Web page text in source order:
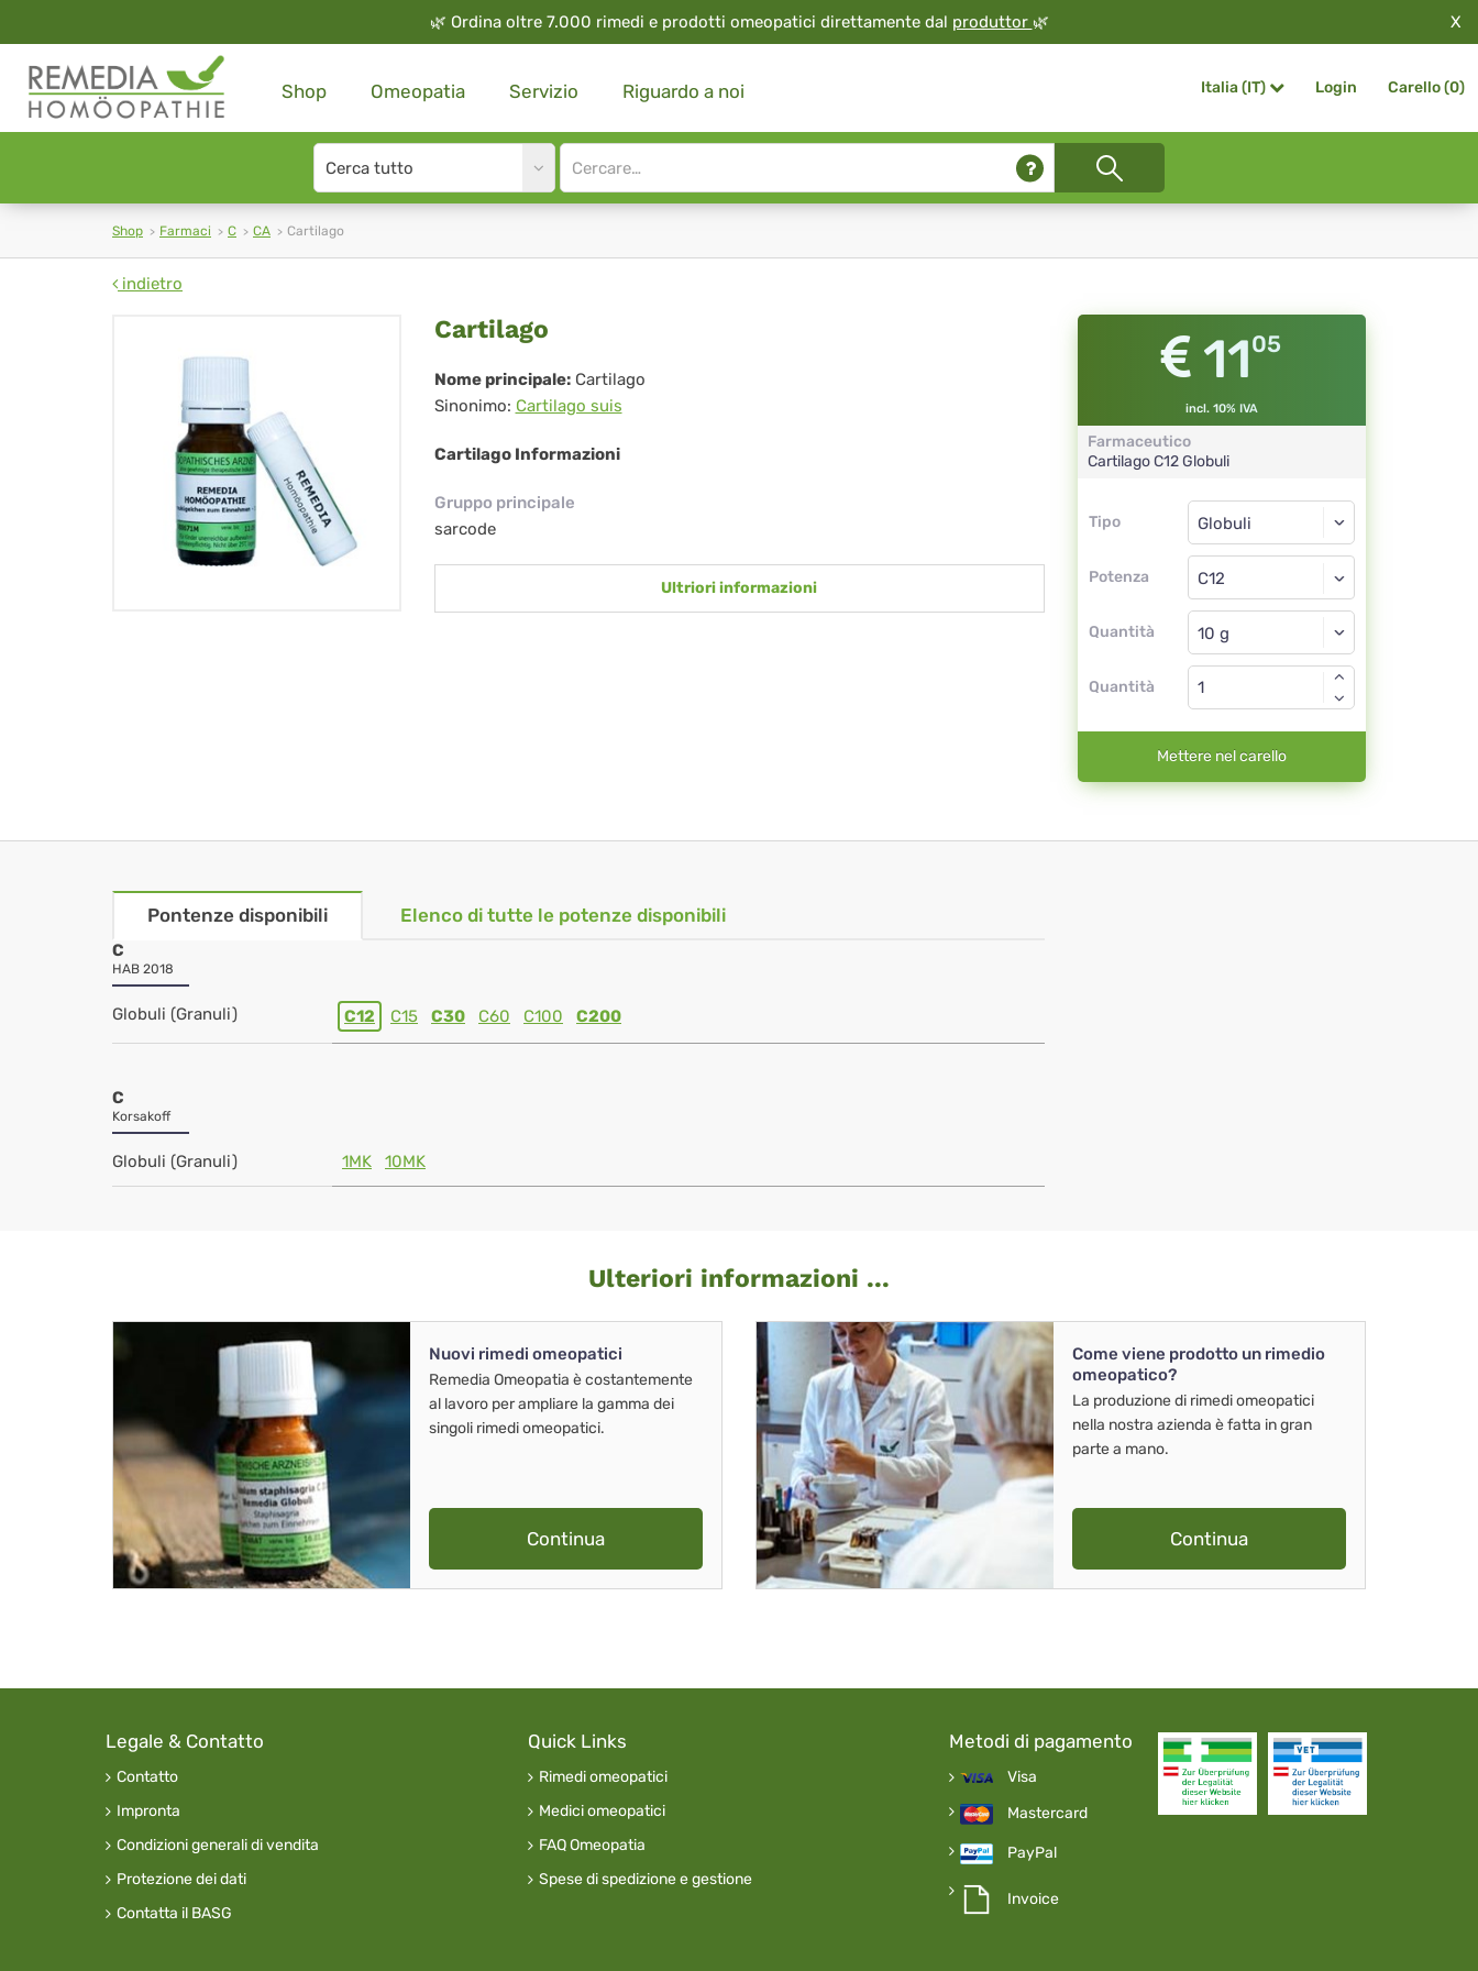
🌿 Ordina oltre 7.000 rimedi e prodotti omeopatici direttamente dal produttor 🌿 X
Shop Omeopatia Servizio Riguardo a noi Italia (IT) Login Carello (0)
Search
type
Site
search
Shop Farmaci C CA Cartilago
indietro
Cartilago
Cartilago
Nome principale: Cartilago
Sinonimo: Cartilago suis
Cartilago Informazioni
Gruppo principale
sarcode
Ultriori informazioni
1105
incl. 10% IVA
Farmaceutico
CartilagoC12 Globuli
Tipo
Tipo
Potenza
Globuli
C12
Quantità
Globuli
Quantità
Mettere nel carello
Pontenze disponibili Elenco di tutte le potenze disponibili
C
HAB 2018
Globuli (Granuli) C12 C15 C30 C60 C100 C200
C
Korsakoff
Globuli (Granuli) 1MK 10MK
Ulteriori informazioni ...
Nuovi rimedi omeopatici
Remedia Omeopatia è costantemente
al lavoro per ampliare la gamma dei
singoli rimedi omeopatici.
Continua
Come viene prodotto un rimedio
omeopatico?
La produzione di rimedi omeopatici
nella nostra azienda è fatta in gran
parte a mano.
Continua
Legale & Contatto
Contatto
Impronta
Condizioni generali di vendita
Protezione dei dati
Contatta il BASG
Quick Links
Rimedi omeopatici
Medici omeopatici
FAQ Omeopatia
Spese di spedizione e gestione
Metodi di pagamento
Visa
Mastercard
PayPal
Invoice